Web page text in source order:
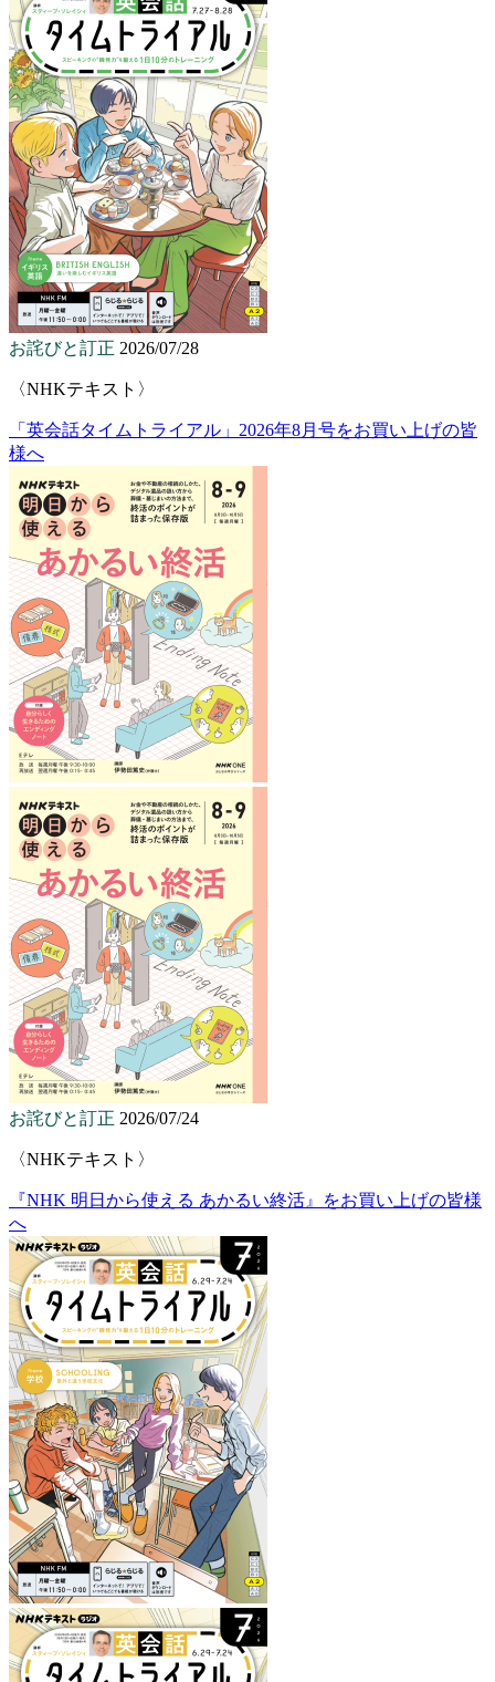
お詫びと訂正 2026/07/28
〈NHKテキスト〉
「英会話タイムトライアル」2026年8月号をお買い上げの皆
様へ
お詫びと訂正 2026/07/24
〈NHKテキスト〉
『NHK 明日から使える あかるい終活』をお買い上げの皆様
へ